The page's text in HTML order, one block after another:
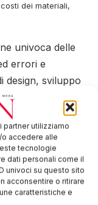
partner utilizziamo
accedere alle
tecnologie
dati personali come il
univoci su questo sito
acconsentire o ritirare
caratteristiche e
dei materiali,
univoca delle
errori e
design, sviluppo
VP Sales &
ha spiegato
il suo know-
Fashion, Retail e
di soluzioni di